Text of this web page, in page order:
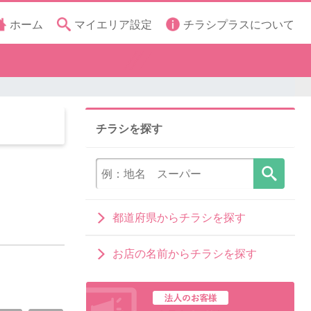
ホーム マイエリア設定 チラシプラスについて
チラシを探す
都道府県からチラシを探す
お店の名前からチラシを探す